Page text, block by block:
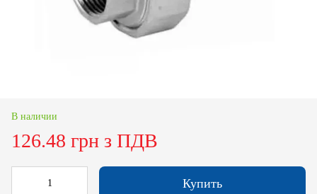
В наличии
126.48 грн з ПДВ
Купить